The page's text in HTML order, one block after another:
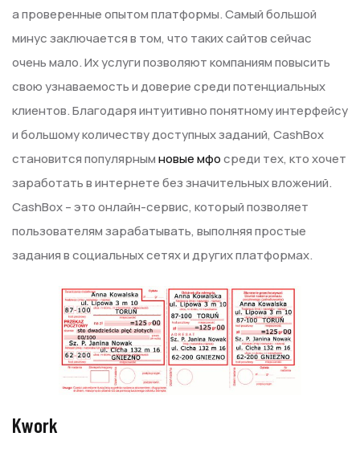
а проверенные опытом платформы. Самый большой
минус заключается в том, что таких сайтов сейчас
очень мало. Их услуги позволяют компаниям повысить
свою узнаваемость и доверие среди потенциальных
клиентов. Благодаря интуитивно понятному интерфейсу
и большому количеству доступных заданий, CashBox
становится популярнымновые мфосреди тех, кто хочет
заработать в интернете без значительных вложений.
CashBox – это онлайн-сервис, который позволяет
пользователям зарабатывать, выполняя простые
задания в социальных сетях и других платформах.
Kwork